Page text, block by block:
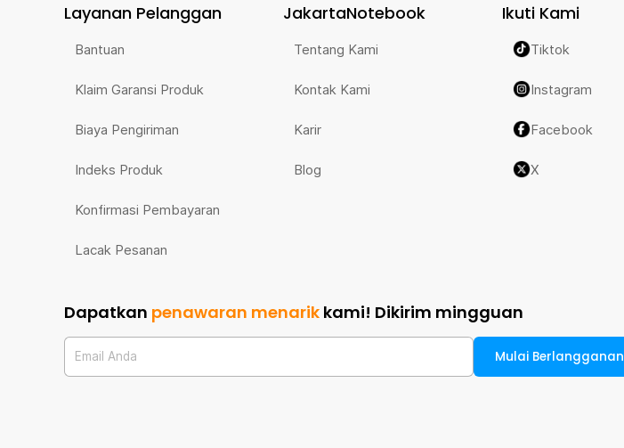
Layanan Pelanggan
Bantuan
Klaim Garansi Produk
Biaya Pengiriman
Indeks Produk
Konfirmasi Pembayaran
Lacak Pesanan
JakartaNotebook
Tentang Kami
Kontak Kami
Karir
Blog
Ikuti Kami
Tiktok
Instagram
Facebook
X
Dapatkan penawaran menarik kami! Dikirim mingguan
Email Anda Mulai Berlangganan